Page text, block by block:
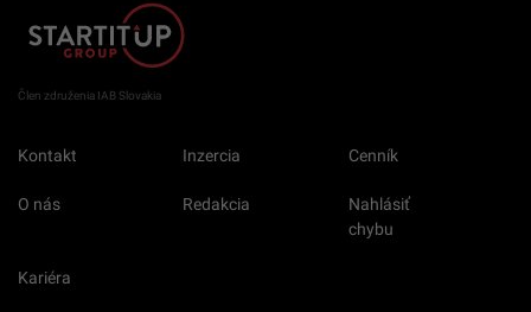
Člen združenia IAB Slovakia
Kontakt Inzercia Cenník
O nás Redakcia
Nahlásiť
chybu
Kariéra